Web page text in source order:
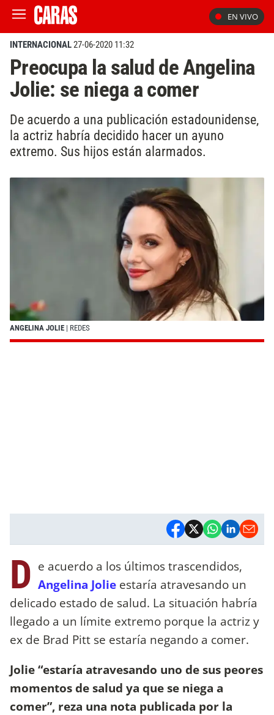
EN VIVO
INTERNACIONAL27-06-2020 11:32
Preocupa la salud de Angelina
Jolie: se niega a comer
De acuerdo a una publicación estadounidense,
la actriz habría decidido hacer un ayuno
extremo. Sus hijos están alarmados.
ANGELINA JOLIE | REDES
D e acuerdo a los últimos trascendidos,
Angelina Jolie estaría atravesando un
delicado estado de salud. La situación habría
llegado a un límite extremo porque la actriz y
ex de Brad Pitt se estaría negando a comer.
Jolie “estaría atravesando uno de sus peores
momentos de salud ya que se niega a
comer”, reza una nota publicada por la